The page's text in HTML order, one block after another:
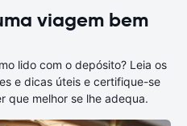
viagem bem
lido com o depósito? Leia os
e dicas úteis e certifique-se
que melhor se lhe adequa.